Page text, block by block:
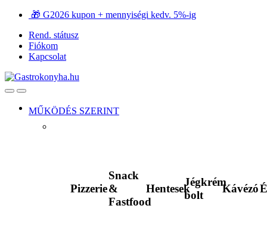
Ugrás
navigációhoz
Ugrás
tartalomra
🎁 G2026 kupon + mennyiségi kedv. 5%-ig
Rend. státusz
Fiókom
Kapcsolat
OpenClose
MŰKÖDÉS SZERINT
Pizzerie
Snack
&
Fastfood
Hentesek
Jégkrém
bolt
Kávézó